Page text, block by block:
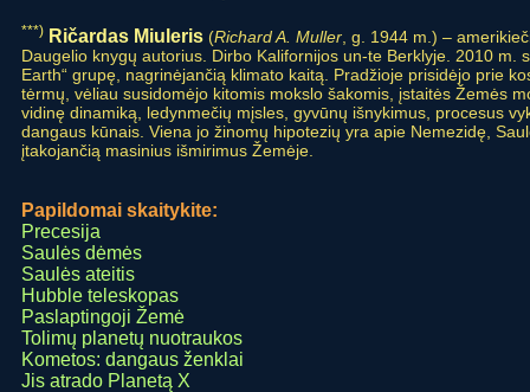
***) Ričardas Miuleris (Richard A. Muller , g. 1944 m.) –
Daugelio knygų autorius. Dirbo Kalifornijos un-te Berklyje. 2010 m.
Earth“ grupę, nagrinėjančią klimato kaitą. Pradžioje prisidėjo prie
tėrmų, vėliau susidomėjo kitomis mokslo šakomis, įstaitės Žemės
vidinę dinamiką, ledynmečių mįsles, gyvūnų išnykimus, procesus
dangaus kūnais. Viena jo žinomų hipotezių yra apie Nemezidę,
įtakojančią masinius išmirimus Žemėje.
Papildomai skaitykite:
Precesija
Saulės dėmės
Saulės ateitis
Hubble teleskopas
Paslaptingoji Žemė
Tolimų planetų nuotraukos
Kometos: dangaus ženklai
Jis atrado Planetą X